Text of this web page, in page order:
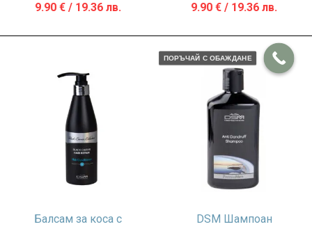
9.90 € / 19.36 лв. 9.90 € / 19.36 лв.
Балсам за коса с
DSM Шампоан
ПОРЪЧАЙ С ОБАЖДАНЕ